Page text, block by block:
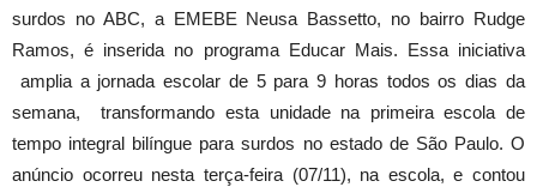
surdos no ABC, a EMEBE Neusa Bassetto, no bairro Rudge
Ramos, é inserida no programa Educar Mais. Essa iniciativa
amplia a jornada escolar de 5 para 9 horas todos os dias da
semana, transformando esta unidade na primeira escola de
tempo integral bilíngue para surdos no estado de São Paulo. O
anúncio ocorreu nesta terça-feira (07/11), na escola, e contou